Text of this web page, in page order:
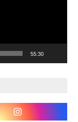
55:30
Instagram